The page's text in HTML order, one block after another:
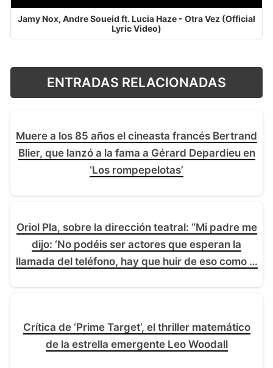
Jamy Nox, Andre Soueid ft. Lucia Haze - Otra Vez (Official
Lyric Video)
ENTRADAS RELACIONADAS
Muere a los 85 años el cineasta francés Bertrand
Blier, que lanzó a la fama a Gérard Depardieu en
‘Los rompepelotas’
Oriol Pla, sobre la dirección teatral: “Mi padre me
dijo: ‘No podéis ser actores que esperan la
llamada del teléfono, hay que huir de eso como la
Crítica de ‘Prime Target’, el thriller matemático
de la estrella emergente Leo Woodall